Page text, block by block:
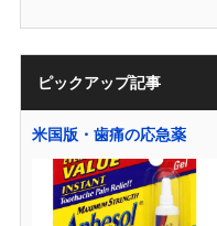
ピックアップ記事
米国版・歯痛の応急薬